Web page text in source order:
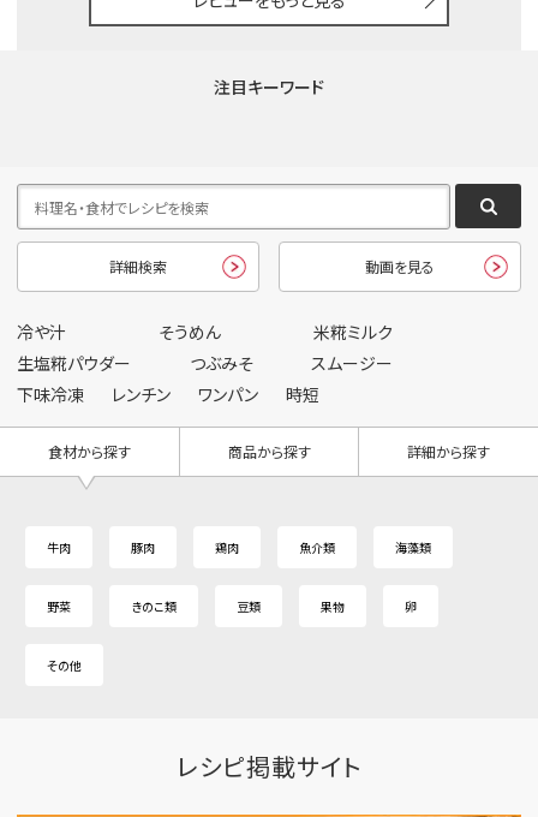
注目キーワード
詳細検索 動画を見る
冷や汁 そうめん
米糀ミルク
生塩糀パウダー
つぶみそ
スムージー
下味冷凍
レンチン ワンパン 時短
食材から探す 商品から探す 詳細から探す
牛肉 豚肉 鶏肉 魚介類 海藻類
野菜 きのこ類 豆類 果物 卵
その他
レシピ掲載サイト